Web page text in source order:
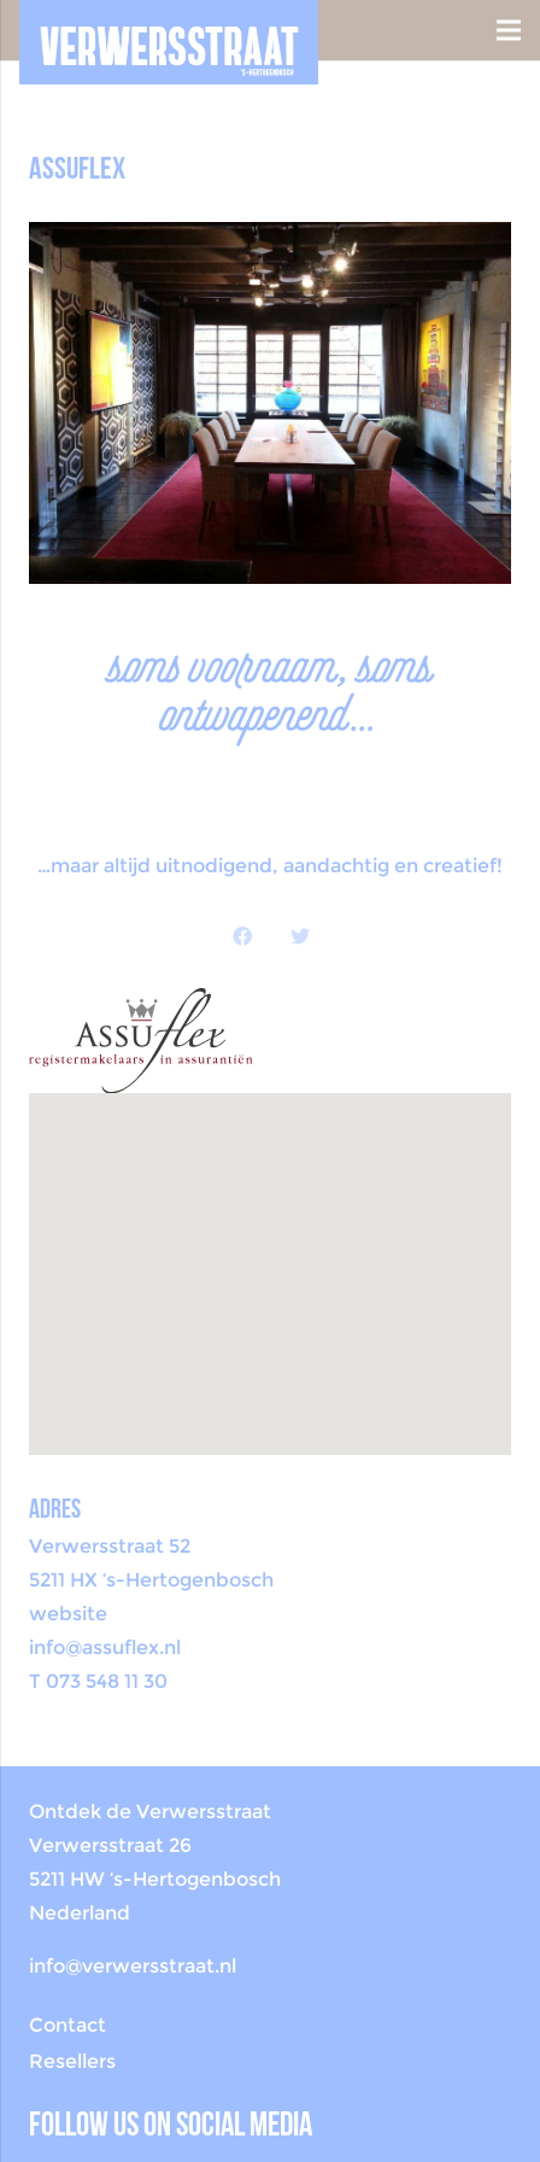
assuflex
soms voornaam, soms
ontwapenend…
…maar altijd uitnodigend, aandachtig en creatief!
Adres
Verwersstraat 52
5211 HX ‘s-Hertogenbosch
website
info@assuflex.nl
T 073 548 11 30
Ontdek de Verwersstraat
Verwersstraat 26
5211 HW ‘s-Hertogenbosch
Nederland
info@verwersstraat.nl
Contact
Resellers
Follow us on social media